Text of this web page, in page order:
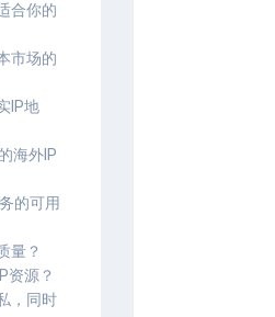
合你的
市场的
IP地
海外IP
的可用
量？
资源？
，同时